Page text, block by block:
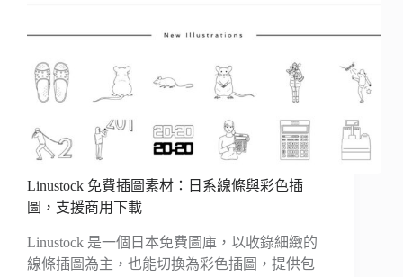
Linustock 免費插圖素材：日系線條與彩色插
圖，支援商用下載
Linustock 是一個日本免費圖庫，以收錄細緻的
線條插圖為主，也能切換為彩色插圖，提供包